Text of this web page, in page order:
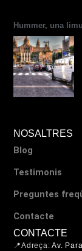
Hummer, una
NOSALTRES
Blog
Testimonis
Preguntes
Contacte
CONTACTE
📍Adreça:Av.